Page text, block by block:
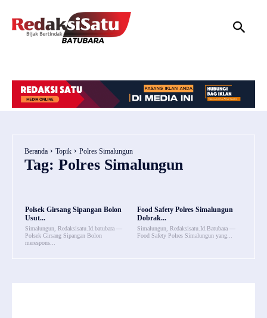
Beranda Topik Polres Simalungun
Tag: Polres Simalungun
Polsek Girsang Sipangan Bolon
Usut...
Simalungun, Redaksisatu.Id.batubara —
Polsek Girsang Sipangan Bolon
merespons...
Food Safety Polres Simalungun
Dobrak...
Simalungun, Redaksisatu.Id.Batubara —
Food Safety Polres Simalungun yang...